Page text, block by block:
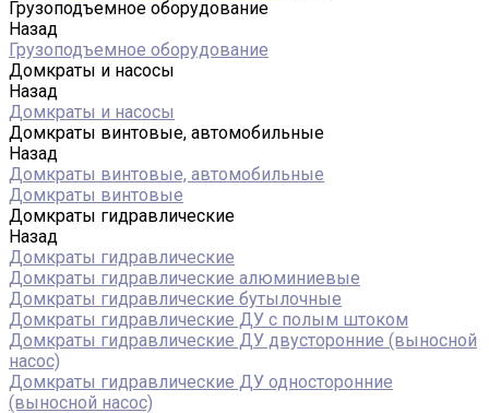
Грузоподъемное оборудование
Назад
Грузоподъемное оборудование
Домкраты и насосы
Назад
Домкраты и насосы
Домкраты винтовые, автомобильные
Назад
Домкраты винтовые, автомобильные
Домкраты винтовые
Домкраты гидравлические
Назад
Домкраты гидравлические
Домкраты гидравлические алюминиевые
Домкраты гидравлические бутылочные
Домкраты гидравлические ДУ c полым штоком
Домкраты гидравлические ДУ двусторонние (выносной
насос)
Домкраты гидравлические ДУ односторонние
(выносной насос)